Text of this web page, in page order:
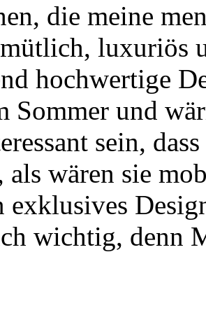
die meine
luxuriös
hochwertige
Sommer und
sein,
als wären sie
exklusives
wichtig, denn